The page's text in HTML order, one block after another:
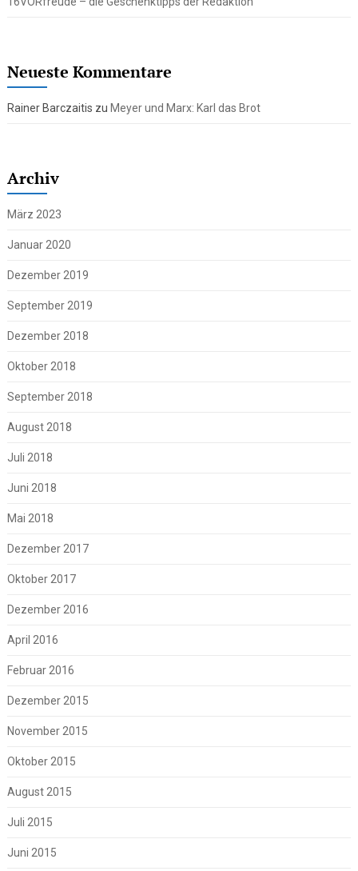
Neueste Kommentare
Rainer Barczaitis zu Meyer und Marx: Karl das Brot
Archiv
März 2023
Januar 2020
Dezember 2019
September 2019
Dezember 2018
Oktober 2018
September 2018
August 2018
Juli 2018
Juni 2018
Mai 2018
Dezember 2017
Oktober 2017
Dezember 2016
April 2016
Februar 2016
Dezember 2015
November 2015
Oktober 2015
August 2015
Juli 2015
Juni 2015